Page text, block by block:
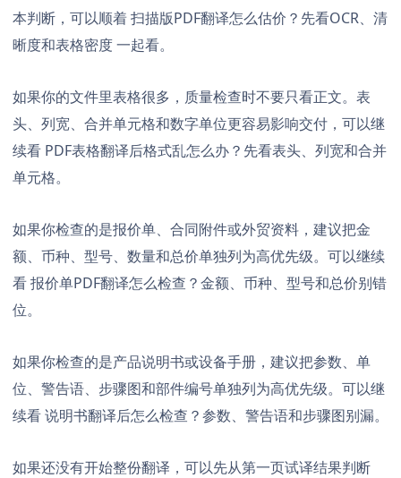
本判断，可以顺着扫描版PDF翻译怎么估价？先看OCR、清
晰度和表格密度一起看。
如果你的文件里表格很多，质量检查时不要只看正文。表
头、列宽、合并单元格和数字单位更容易影响交付，可以继
续看 PDF表格翻译后格式乱怎么办？先看表头、列宽和合并
单元格。
如果你检查的是报价单、合同附件或外贸资料，建议把金
额、币种、型号、数量和总价单独列为高优先级。可以继续
看报价单PDF翻译怎么检查？金额、币种、型号和总价别错
位。
如果你检查的是产品说明书或设备手册，建议把参数、单
位、警告语、步骤图和部件编号单独列为高优先级。可以继
续看说明书翻译后怎么检查？参数、警告语和步骤图别漏。
如果还没有开始整份翻译，可以先从第一页试译结果判断